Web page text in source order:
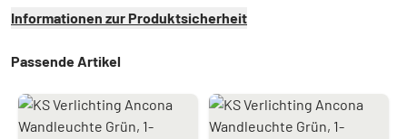
Informationen zur Produktsicherheit
Passende Artikel